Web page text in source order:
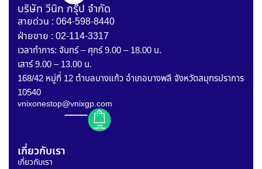
บริษัท วีนิก กรุ๊ป จำกัด
สายด่วน : 064-598-8440
ฝ่ายขาย : 02-114-3317
เวลาทำการ: จันทร์ – ศุกร์ 9.00 – 18.00 น.
เสาร์ 9.00 – 13.00 น.
168/42 หมู่ที่ 12 ตำบลบางแก้ว อำเภอบางพลี จังหวัดสมุทรปราการ
10540
vnixonestop@vnixgp.com
เกี่ยวกับเรา
เกี่ยวกับเรา